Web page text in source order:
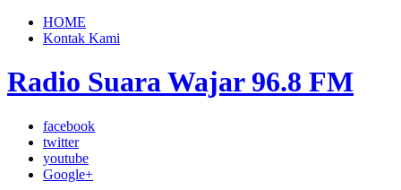
HOME
Kontak Kami
Radio Suara Wajar 96.8 FM
facebook
twitter
youtube
Google+